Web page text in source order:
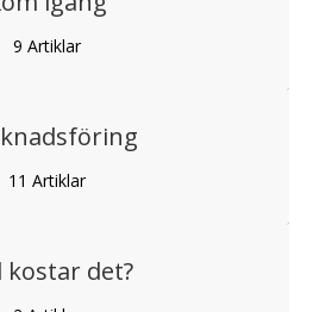
9 Artiklar
11 Artiklar
kostar det?